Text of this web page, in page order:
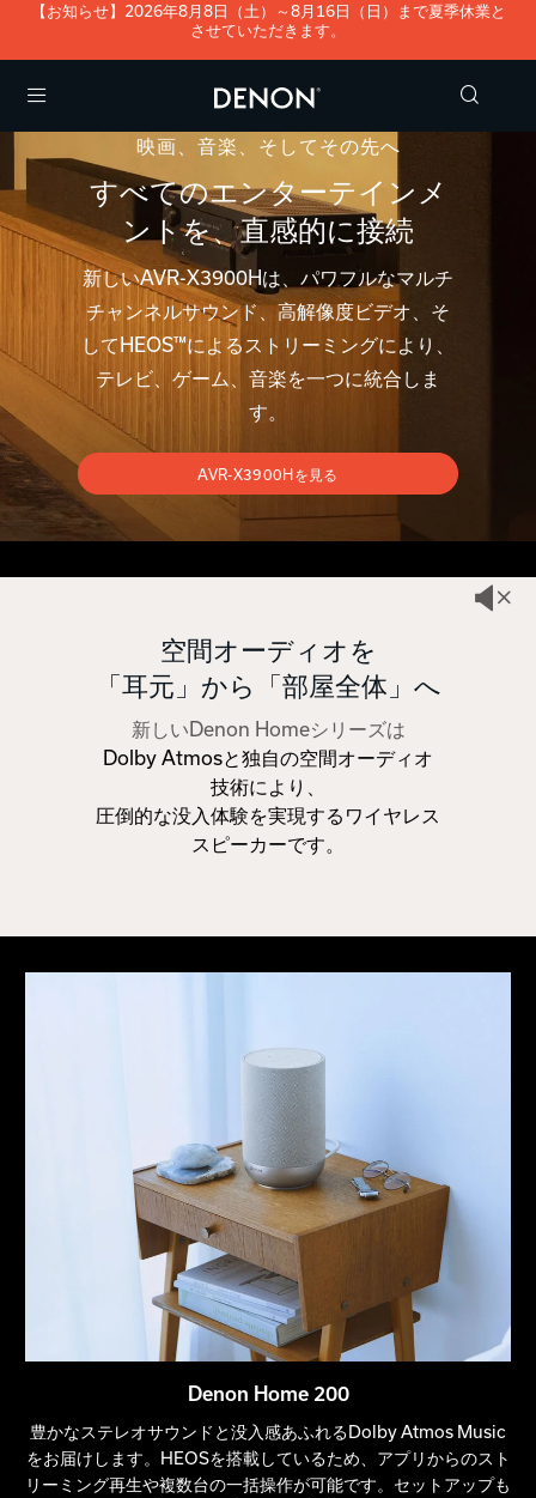
【お知らせ】2026年8月8日（土）～8月16日（日）まで夏季休業と
させていただきます。
映画、音楽、そしてその先へ
すべてのエンターテインメ
ントを、直感的に接続
新しいAVR-X3900Hは、パワフルなマルチ
チャンネルサウンド、高解像度ビデオ、そ
してHEOS™によるストリーミングにより、
テレビ、ゲーム、音楽を一つに統合しま
す。
AVR-X3900Hを見る
空間オーディオを
「耳元」から「部屋全体」へ
新しいDenon Homeシリーズは
Dolby Atmosと独自の空間オーディオ
技術により、
圧倒的な没入体験を実現するワイヤレス
スピーカーです。
Denon Home 200
豊かなステレオサウンドと没入感あふれるDolby Atmos Music
をお届けします。HEOSを搭載しているため、アプリからのスト
リーミング再生や複数台の一括操作が可能です。セットアップも